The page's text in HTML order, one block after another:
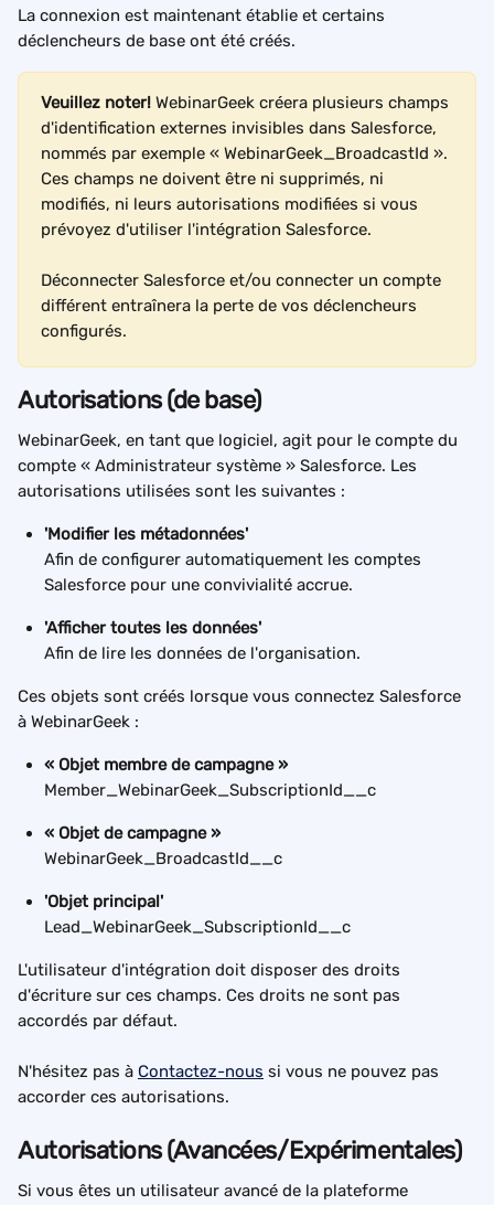
La connexion est maintenant établie et certains
déclencheurs de base ont été créés.
Veuillez noter! WebinarGeek créera plusieurs champs
d'identification externes invisibles dans Salesforce,
nommés par exemple « WebinarGeek_BroadcastId ».
Ces champs ne doivent être ni supprimés, ni
modifiés, ni leurs autorisations modifiées si vous
prévoyez d'utiliser l'intégration Salesforce.
Déconnecter Salesforce et/ou connecter un compte
différent entraînera la perte de vos déclencheurs
configurés.
Autorisations (de base)
WebinarGeek, en tant que logiciel, agit pour le compte du
compte « Administrateur système » Salesforce. Les
autorisations utilisées sont les suivantes :
'Modifier les métadonnées'
Afin de configurer automatiquement les comptes
Salesforce pour une convivialité accrue.
'Afficher toutes les données'
Afin de lire les données de l'organisation.
Ces objets sont créés lorsque vous connectez Salesforce
à WebinarGeek :
« Objet membre de campagne »
Member_WebinarGeek_SubscriptionId__c
« Objet de campagne »
WebinarGeek_BroadcastId__c
'Objet principal'
Lead_WebinarGeek_SubscriptionId__c
L'utilisateur d'intégration doit disposer des droits
d'écriture sur ces champs. Ces droits ne sont pas
accordés par défaut.
N'hésitez pas à Contactez-nous si vous ne pouvez pas
accorder ces autorisations.
Autorisations (Avancées/Expérimentales)
Si vous êtes un utilisateur avancé de la plateforme